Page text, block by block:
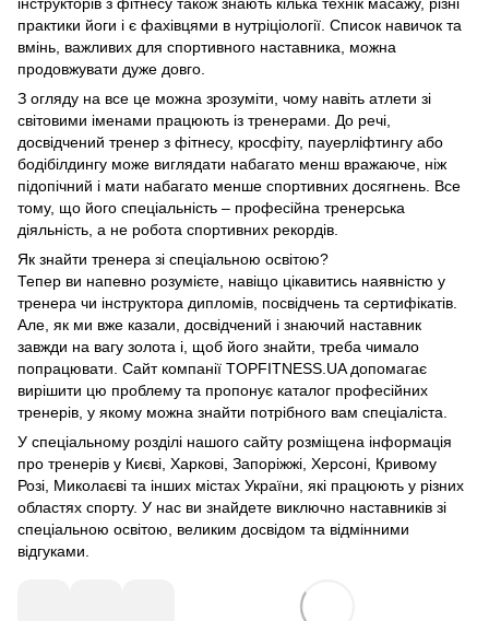
практики йоги і є фахівцями в нутріціології. Список навичок та
вмінь, важливих для спортивного наставника, можна
продовжувати дуже довго.
З огляду на все це можна зрозуміти, чому навіть атлети зі
світовими іменами працюють із тренерами. До речі,
досвідчений тренер з фітнесу, кросфіту, пауерліфтингу або
бодібілдингу може виглядати набагато менш вражаюче, ніж
підопічний і мати набагато менше спортивних досягнень. Все
тому, що його спеціальність – професійна тренерська
діяльність, а не робота спортивних рекордів.
Як знайти тренера зі спеціальною освітою?
Тепер ви напевно розумієте, навіщо цікавитись наявністю у
тренера чи інструктора дипломів, посвідчень та сертифікатів.
Але, як ми вже казали, досвідчений і знаючий наставник
завжди на вагу золота і, щоб його знайти, треба чимало
попрацювати. Сайт компанії TOPFITNESS.UA допомагає
вирішити цю проблему та пропонує каталог професійних
тренерів, у якому можна знайти потрібного вам спеціаліста.
У спеціальному розділі нашого сайту розміщена інформація
про тренерів у Києві, Харкові, Запоріжжі, Херсоні, Кривому
Розі, Миколаєві та інших містах України, які працюють у різних
областях спорту. У нас ви знайдете виключно наставників зі
спеціальною освітою, великим досвідом та відмінними
відгуками.